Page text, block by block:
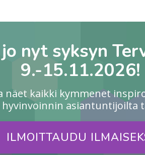
nyt syksyn
9.-15.11.2026!
näet kaikki kymmenet
asiantuntijoilta
ILMOITTAUDU